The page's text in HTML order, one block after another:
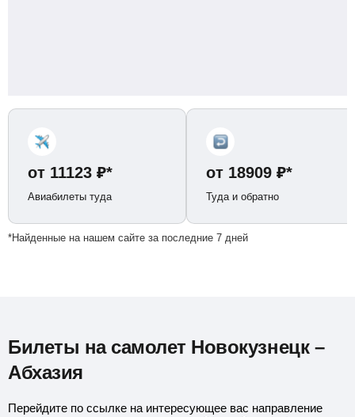
от 11123 ₽*
Авиабилеты туда
от 18909 ₽*
Туда и обратно
*Найденные на нашем сайте за последние 7 дней
Билеты на самолет Новокузнецк –
Абхазия
Перейдите по ссылке на интересующее вас направление